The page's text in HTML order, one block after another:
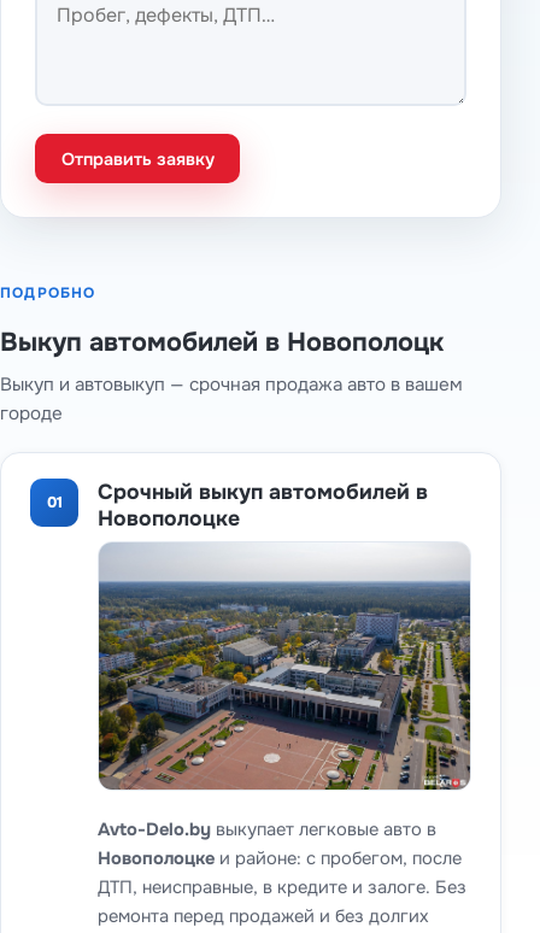
Отправить заявку
ПОДРОБНО
Выкуп автомобилей в Новополоцк
Выкуп и автовыкуп — срочная продажа авто в вашем
городе
01
Срочный выкуп автомобилей в
Новополоцке
Avto-Delo.by выкупает легковые авто в
Новополоцке и районе: с пробегом, после
ДТП, неисправные, в кредите и залоге. Без
ремонта перед продажей и без долгих